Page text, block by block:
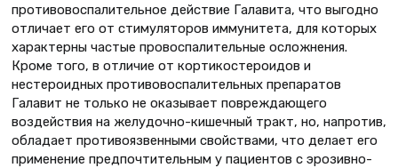
противовоспалительное действие Галавита, что выгодно
отличает его от стимуляторов иммунитета, для которых
характерны частые провоспалительные осложнения.
Кроме того, в отличие от кортикостероидов и
нестероидных противовоспалительных препаратов
Галавит не только не оказывает повреждающего
воздействия на желудочно-кишечный тракт, но, напротив,
обладает противоязвенными свойствами, что делает его
применение предпочтительным у пациентов с эрозивно-